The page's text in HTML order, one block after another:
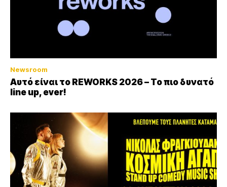
Newsroom
Αυτό είναι το REWORKS 2026 – Το πιο δυνατό
line up, ever!